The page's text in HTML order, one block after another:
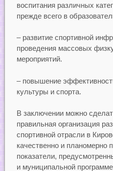
воспитания различных
прежде всего в
– развитие спортивной
проведения массовых
мероприятий.
– повышение
культуры и спорта.
В заключении можно
правильная организация
спортивной отрасли в
качественно и планомерно
показатели,
и муниципальной